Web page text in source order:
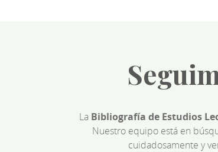
La Bibliografía de Estudios
Nuestro equipo está en
cuidadosamente y